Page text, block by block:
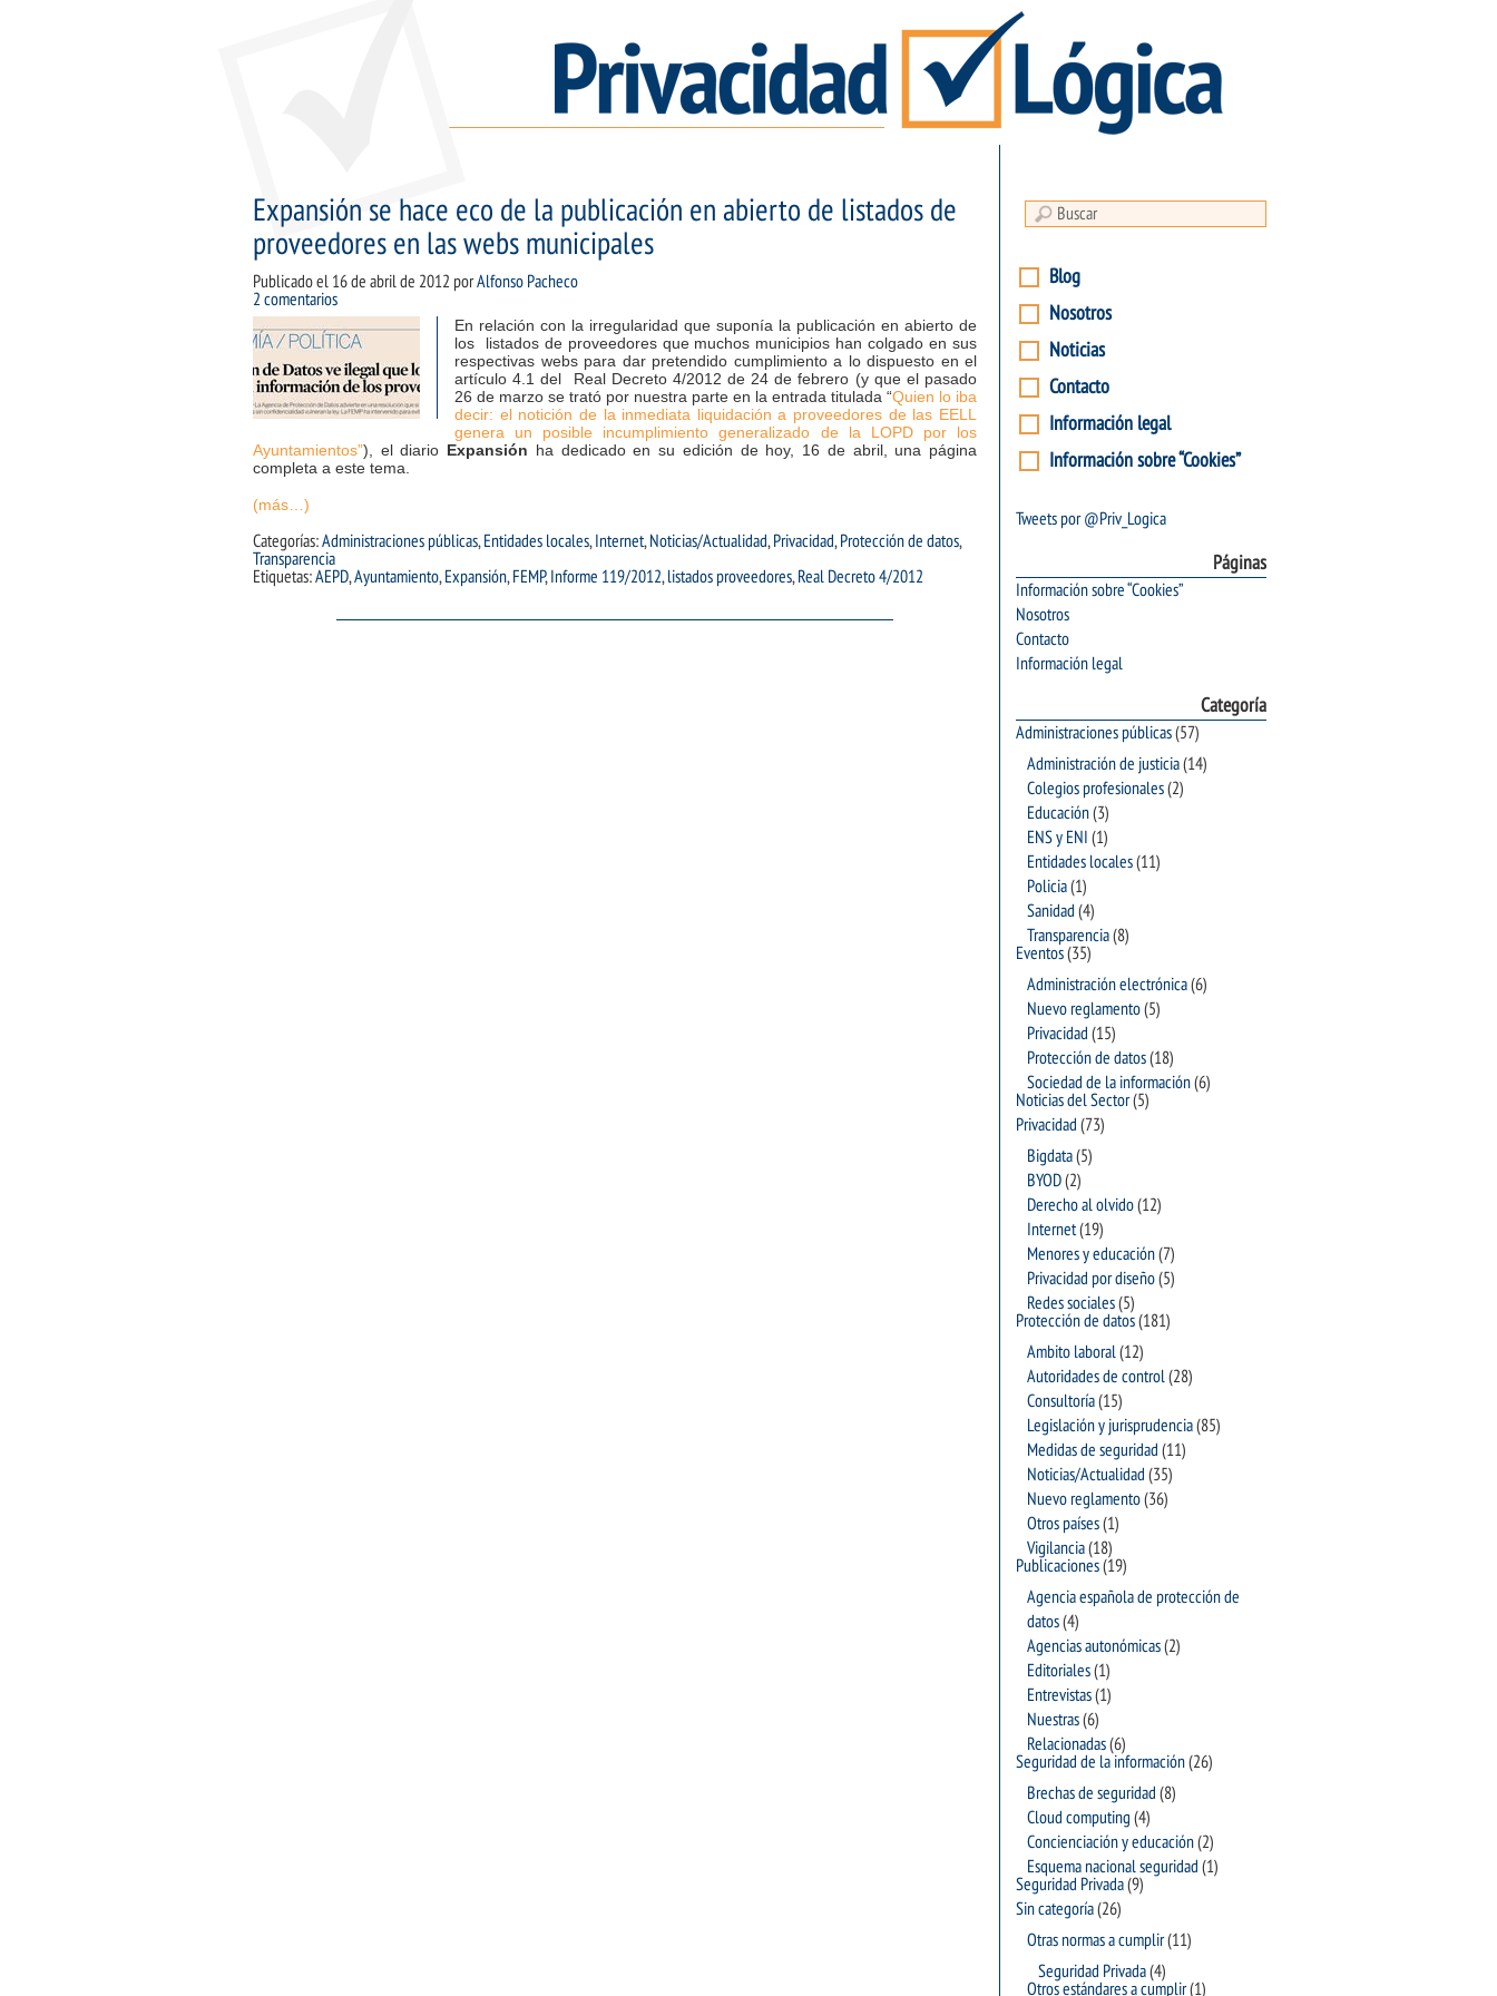
Expansión se hace eco de la publicación en abierto de listados de
proveedores en las webs municipales
Publicado el 16 de abril de 2012 porAlfonso Pacheco
2 comentarios
En relación con la irregularidad que suponía la publicación en abierto de
los listados de proveedores que muchos municipios han colgado en sus
respectivas webs para dar pretendido cumplimiento a lo dispuesto en el
artículo 4.1 del Real Decreto 4/2012 de 24 de febrero (y que el pasado
26 de marzo se trató por nuestra parte en la entrada titulada “Quien lo iba
decir: el notición de la inmediata liquidación a proveedores de las EELL
genera un posible incumplimiento generalizado de la LOPD por los
Ayuntamientos”), el diario Expansión ha dedicado en su edición de hoy, 16 de abril, una página
completa a este tema.
(más…)
Categorías:Administraciones públicas, Entidades locales, Internet, Noticias/Actualidad, Privacidad, Protección de datos,
Transparencia
Etiquetas:AEPD,Ayuntamiento, Expansión, FEMP, Informe 119/2012, listados proveedores, Real Decreto 4/2012
Blog
Nosotros
Noticias
Contacto
Información legal
Información sobre “Cookies”
Tweets por @Priv_Logica
Páginas
Información sobre “Cookies”
Nosotros
Contacto
Información legal
Categoría
Administraciones públicas(57)
Administración de justicia(14)
Colegios profesionales(2)
Educación(3)
ENS y ENI (1)
Entidades locales(11)
Policia(1)
Sanidad (4)
Transparencia(8)
Eventos(35)
Administración electrónica(6)
Nuevo reglamento(5)
Privacidad (15)
Protección de datos(18)
Sociedad de la información(6)
Noticias del Sector(5)
Privacidad (73)
Bigdata(5)
BYOD(2)
Derecho al olvido(12)
Internet(19)
Menores y educación(7)
Privacidad por diseño(5)
Redes sociales(5)
Protección de datos(181)
Ambito laboral(12)
Autoridades de control(28)
Consultoría(15)
Legislación y jurisprudencia(85)
Medidas de seguridad (11)
Noticias/Actualidad (35)
Nuevo reglamento(36)
Otros países(1)
Vigilancia(18)
Publicaciones(19)
Agencia española de protección de
datos(4)
Agencias autonómicas(2)
Editoriales(1)
Entrevistas(1)
Nuestras(6)
Relacionadas(6)
Seguridad de la información(26)
Brechas de seguridad (8)
Cloud computing (4)
Concienciación y educación(2)
Esquema nacional seguridad (1)
Seguridad Privada(9)
Sin categoría(26)
Otras normas a cumplir(11)
Seguridad Privada(4)
Otros estándares a cumplir(1)